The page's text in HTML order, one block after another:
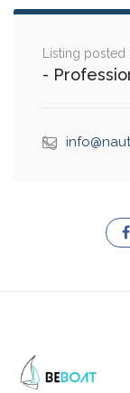
Listing posted
-